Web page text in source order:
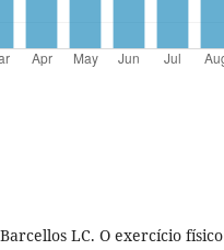
LC. O exercício físico